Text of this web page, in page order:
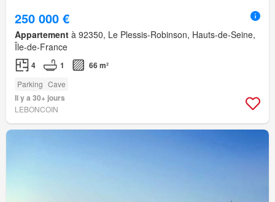
250 000 €
Appartement à 92350, Le Plessis-Robinson, Hauts-de-Seine,
Île-de-France
4 1 66 m²
Parking Cave
Il y a 30+ jours
LEBONCOIN